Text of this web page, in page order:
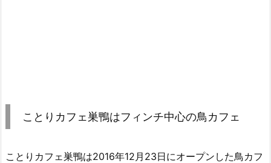
ことりカフェ巣鴨はフィンチ中心の鳥カフェ
ことりカフェ巣鴨は2016年12月23日にオープンした鳥カフ